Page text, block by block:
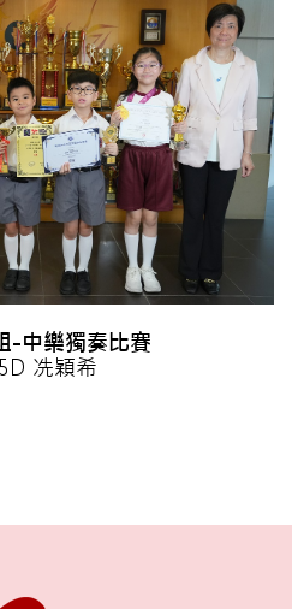
-中樂獨奏比賽
冼穎希